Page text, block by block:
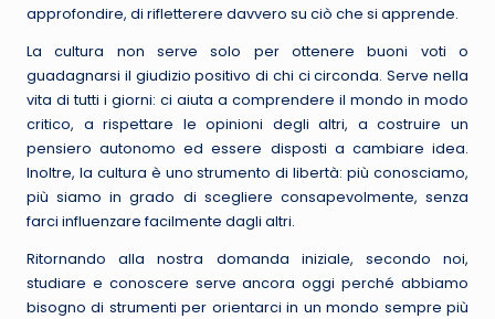
approfondire, di rifletterere davvero su ciò che si apprende.
La cultura non serve solo per ottenere buoni voti o
guadagnarsi il giudizio positivo di chi ci circonda. Serve nella
vita di tutti i giorni: ci aiuta a comprendere il mondo in modo
critico, a rispettare le opinioni degli altri, a costruire un
pensiero autonomo ed essere disposti a cambiare idea.
Inoltre, la cultura è uno strumento di libertà: più conosciamo,
più siamo in grado di scegliere consapevolmente, senza
farci influenzare facilmente dagli altri.
Ritornando alla nostra domanda iniziale, secondo noi,
studiare e conoscere serve ancora oggi perché abbiamo
bisogno di strumenti per orientarci in un mondo sempre più